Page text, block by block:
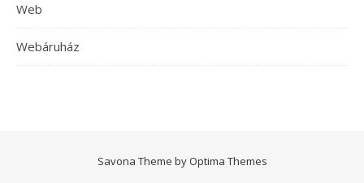
Web
Webáruház
Savona Theme by Optima Themes